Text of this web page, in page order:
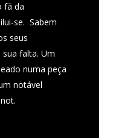
fã da
se. Sabem
seus
falta. Um
numa peça
notável